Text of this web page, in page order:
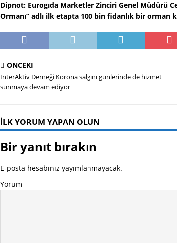
Dipnot: Eurogıda Marketler Zinciri Genel Müdürü
Ormanı” adlı ilk etapta 100 bin fidanlık bir
ÖNCEKI
InterAktiv Derneği Korona salgını günlerinde de hizmet
sunmaya devam ediyor
İLK YORUM YAPAN OLUN
Bir yanıt bırakın
E-posta hesabınız yayımlanmayacak.
Yorum